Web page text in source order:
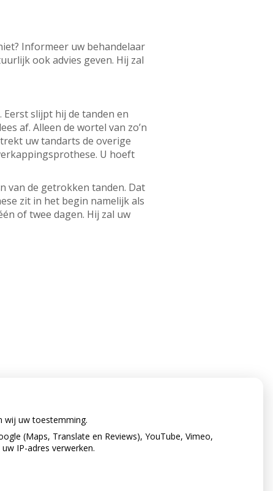
Informeer uw behandelaar
ook advies geven. Hij zal
slijpt hij de tanden en
af. Alleen de wortel van zo’n
uw tandarts de overige
U hoeft
van de getrokken tanden. Dat
zit in het begin namelijk als
of twee dagen. Hij zal uw
wij uw toestemming.
(Maps, Translate en Reviews), YouTube, Vimeo,
IP-adres verwerken.